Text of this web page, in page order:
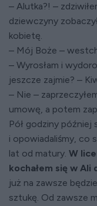
– Alutka?! –
dziewczyny
kobietę.
– Mój Boże –
– Wyrosłam i
jeszcze zajmie? –
– Nie –
umowę, a potem
Pół godziny później
i opowiadaliśmy, co
lat od matury. W
kochałem się w Ali
już na zawsze
sztukę. Od zawsze